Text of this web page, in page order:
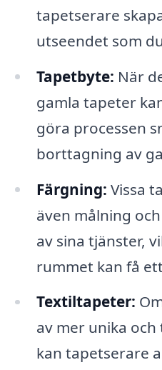
tapetserare
utseendet som
Tapetbyte: När
gamla tapeter
göra processen
borttagning av
Färgning: Vissa
även målning
av sina tjänster,
rummet kan få
Textiltapeter:
av mer unika
kan tapetserare